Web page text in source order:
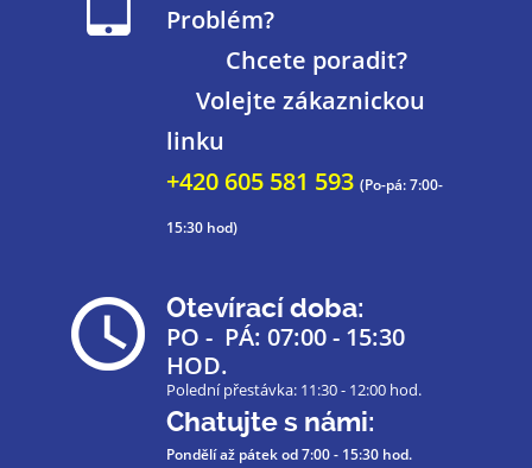
Problém?
Chcete poradit?
Volejte zákaznickou
linku
+420 605 581 593 (Po-pá: 7:00-
15:30 hod)
Otevírací doba:
PO - PÁ: 07:00 - 15:30
HOD.
Polední přestávka: 11:30 - 12:00 hod.
Chatujte s námi:
Pondělí až pátekod 7:00 - 15:30 hod.